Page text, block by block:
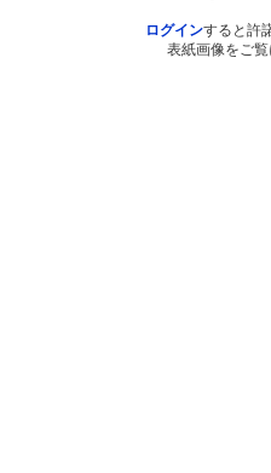
ログインすると許
表紙画像をご